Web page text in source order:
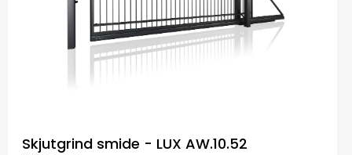
Skjutgrind smide - LUX AW.10.52